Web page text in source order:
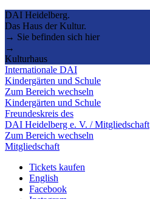
DAI Heidelberg.
Das Haus der Kultur.
→ Sie befinden sich hier
→
Kulturhaus
Internationale DAI
Kindergärten und Schule
Zum Bereich wechseln
Kindergärten und Schule
Freundeskreis des
DAI Heidelberg e. V. / Mitgliedschaft
Zum Bereich wechseln
Mitgliedschaft
Tickets kaufen
English
Facebook